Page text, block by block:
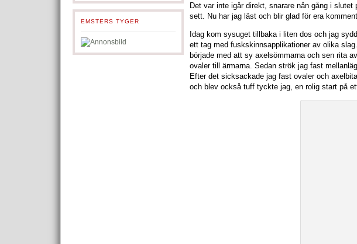
EMSTERS TYGER
Det var inte igår direkt, snarare nån gång i
sett. Nu har jag läst och blir glad för era
Idag kom sysuget tillbaka i liten dos och jag
ett tag med fuskskinnsapplikationer av olika
började med att sy axelsömmarna och sen rita
ovaler till ärmarna. Sedan strök jag fast
Efter det sicksackade jag fast ovaler och
och blev också tuff tyckte jag, en rolig start på